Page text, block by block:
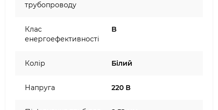
трубопроводу
Клас
енергоефективності
B
Колір Білий
Напруга 220 В